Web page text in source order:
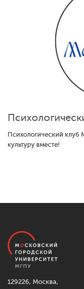
Психологический клуб
культуру вместе!
129226, Москва,